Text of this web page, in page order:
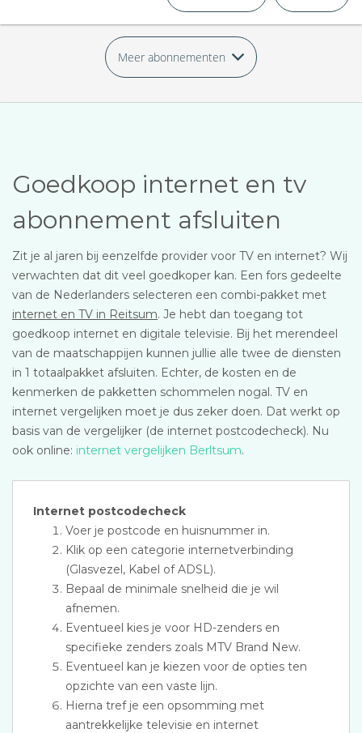
Meer abonnementen
Goedkoop internet en tv
abonnement afsluiten
Zit je al jaren bij eenzelfde provider voor TV en internet? Wij
verwachten dat dit veel goedkoper kan. Een fors gedeelte
van de Nederlanders selecteren een combi-pakket met
internet en TV in Reitsum. Je hebt dan toegang tot
goedkoop internet en digitale televisie. Bij het merendeel
van de maatschappijen kunnen jullie alle twee de diensten
in 1 totaalpakket afsluiten. Echter, de kosten en de
kenmerken de pakketten schommelen nogal. TV en
internet vergelijken moet je dus zeker doen. Dat werkt op
basis van de vergelijker (de internet postcodecheck). Nu
ook online: internet vergelijken Berltsum.
Internet postcodecheck
Voer je postcode en huisnummer in.
Klik op een categorie internetverbinding
(Glasvezel, Kabel of ADSL).
Bepaal de minimale snelheid die je wil
afnemen.
Eventueel kies je voor HD-zenders en
specifieke zenders zoals MTV Brand New.
Eventueel kan je kiezen voor de opties ten
opzichte van een vaste lijn.
Hierna tref je een opsomming met
aantrekkelijke televisie en internet